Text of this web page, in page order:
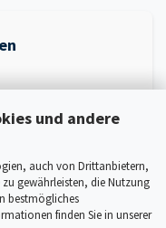
und andere
auch von Drittanbietern,
gewährleisten, die Nutzung
bestmögliches
finden Sie in unserer